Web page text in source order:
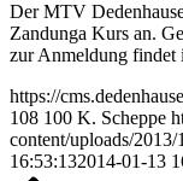
Der MTV
Zandunga Kurs an.
zur Anmeldung findet
https://
108 100 K. Scheppe
content/uploads/2013/
16:53:132014-01-13